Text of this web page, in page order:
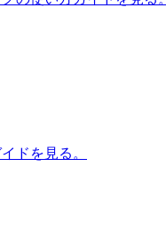
ドを見る。